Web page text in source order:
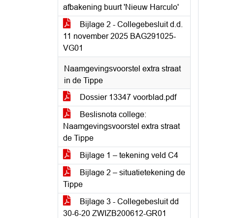
afbakening buurt 'Nieuw Harculo'
Bijlage 2 - Collegebesluit d.d.
11 november 2025 BAG291025-
VG01
Naamgevingsvoorstel extra straat
in de Tippe
Dossier 13347 voorblad.pdf
Beslisnota college:
Naamgevingsvoorstel extra straat
de Tippe
Bijlage 1 – tekening veld C4
Bijlage 2 – situatietekening de
Tippe
Bijlage 3 - Collegebesluit dd
30-6-20 ZWIZB200612-GR01